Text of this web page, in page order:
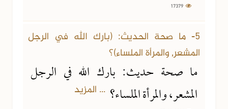
5- ما صحة الحديث: (بارك الله في الرجل
المشعر, والمرأة الملساء)؟
ما صحة حديث: بارك الله في الرجل
المشعر، والمرأة الملساء؟ ... المزيد